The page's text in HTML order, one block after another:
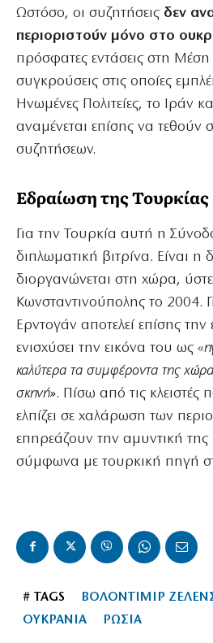
Ωστόσο, οι συζητήσεις δεν
περιοριστούν μόνο στο
πρόσφατες εντάσεις στη Μέση
συγκρούσεις στις οποίες
Ηνωμένες Πολιτείες, το Ιράν
αναμένεται επίσης να τεθούν
συζητήσεων.
Εδραίωση της Τουρκίας
Για την Τουρκία αυτή η
διπλωματική βιτρίνα. Είναι
διοργανώνεται στη χώρα,
Κωνσταντινούπολης το 2004.
Ερντογάν αποτελεί επίσης την
ενισχύσει την εικόνα του ως «
καλύτερα τα συμφέροντα της
σκηνή». Πίσω από τις κλειστές
ελπίζει σε χαλάρωση των
επηρεάζουν την αμυντική της
σύμφωνα με τουρκική πηγή
# TAGS ΒΟΛΟΝΤΙΜΙΡ
ΟΥΚΡΑΝΙΑ
ΡΩΣΙΑ